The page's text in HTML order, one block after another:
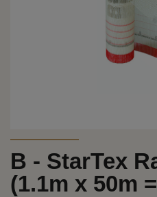
B - StarTex
(1.1m x 50m